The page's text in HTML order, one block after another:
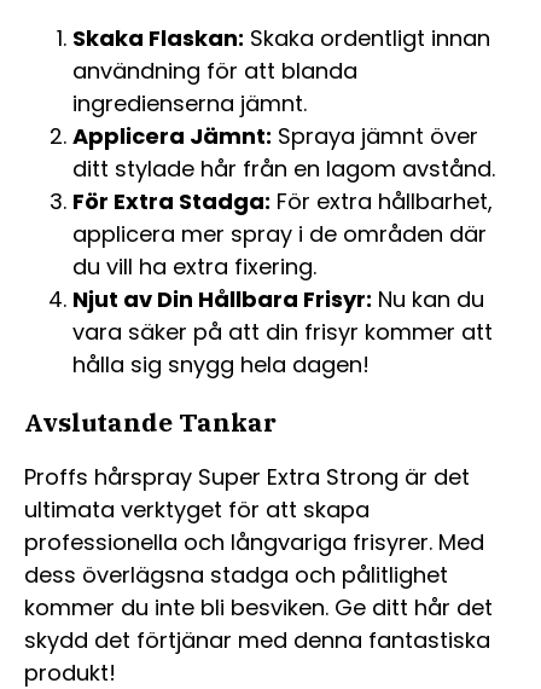
Skaka Flaskan: Skaka ordentligt innan
användning för att blanda
ingredienserna jämnt.
Applicera Jämnt: Spraya jämnt över
ditt stylade hår från en lagom avstånd.
För Extra Stadga: För extra hållbarhet,
applicera mer spray i de områden där
du vill ha extra fixering.
Njut av Din Hållbara Frisyr: Nu kan du
vara säker på att din frisyr kommer att
hålla sig snygg hela dagen!
Avslutande Tankar
Proffs hårspray Super Extra Strong är det
ultimata verktyget för att skapa
professionella och långvariga frisyrer. Med
dess överlägsna stadga och pålitlighet
kommer du inte bli besviken. Ge ditt hår det
skydd det förtjänar med denna fantastiska
produkt!